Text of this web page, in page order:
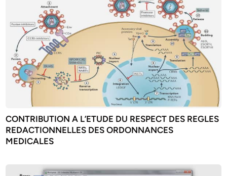
CONTRIBUTION A L’ETUDE DU RESPECT DES REGLES
REDACTIONNELLES DES ORDONNANCES
MEDICALES